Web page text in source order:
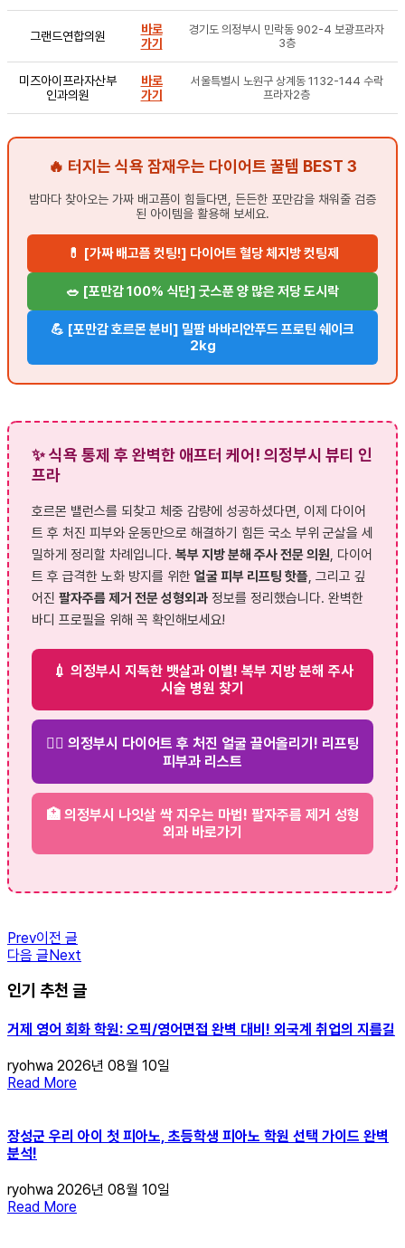
그랜드연합의원
바로
가기
경기도 의정부시 민락동 902-4 보광프라자
3층
미즈아이프라자산부
인과의원
바로
가기
서울특별시 노원구 상계동 1132-144 수락
프라자2층
🔥 터지는 식욕 잠재우는 다이어트 꿀템 BEST 3
밤마다 찾아오는 가짜 배고픔이 힘들다면, 든든한 포만감을 채워줄 검증
된 아이템을 활용해 보세요.
💊 [가짜 배고픔 컷팅!] 다이어트 혈당 체지방 컷팅제
🥗 [포만감 100% 식단] 굿스푼 양 많은 저당 도시락
💪 [포만감 호르몬 분비] 밀팜 바바리안푸드 프로틴 쉐이크
2kg
✨ 식욕 통제 후 완벽한 애프터 케어! 의정부시 뷰티 인
프라
호르몬 밸런스를 되찾고 체중 감량에 성공하셨다면, 이제 다이어
트 후 처진 피부와 운동만으로 해결하기 힘든 국소 부위 군살을 세
밀하게 정리할 차례입니다. 복부 지방 분해 주사 전문 의원 , 다이어
트 후 급격한 노화 방지를 위한 얼굴 피부 리프팅 핫플 , 그리고 깊
어진 팔자주름 제거 전문 성형외과 정보를 정리했습니다. 완벽한
바디 프로필을 위해 꼭 확인해보세요!
💉 의정부시 지독한 뱃살과 이별! 복부 지방 분해 주사
시술 병원 찾기
💆‍♀️ 의정부시 다이어트 후 처진 얼굴 끌어올리기! 리프팅
피부과 리스트
🏥 의정부시 나잇살 싹 지우는 마법! 팔자주름 제거 성형
외과 바로가기
Prev이전 글
다음 글Next
인기 추천 글
거제 영어 회화 학원: 오픽/영어면접 완벽 대비! 외국계 취업의 지름길
ryohwa 2026년 08월 10일
Read More
장성군 우리 아이 첫 피아노, 초등학생 피아노 학원 선택 가이드 완벽
분석!
ryohwa 2026년 08월 10일
Read More